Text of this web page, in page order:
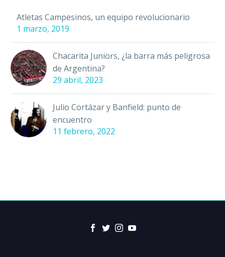
Atletas Campesinos, un equipo revolucionario
1 marzo, 2019
Chacarita Juniors, ¿la barra más peligrosa
de Argentina?
29 abril, 2023
Julio Cortázar y Banfield: punto de
encuentro
11 febrero, 2022